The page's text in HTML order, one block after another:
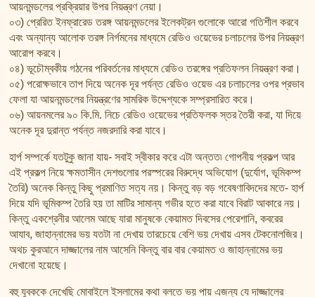
আয়নমন্ডলের প্রক্রিয়ার উপর নিয়ন্ত্রণ নেয়া।
০৩) প্রেরিত ইনফ্রারেড তরঙ্গ আয়নমন্ডলের ইলেকট্রন গুলোকে আরো গতিশীল করবে
এবং অন্যান্য আলোক তরঙ্গ নির্গমনের মাধ্যমে রেডিও ওয়েভের চলাচলের উপর নিয়ন্ত্রণ
আরোপ করবে।
০৪) ভূচৌম্বকীয় গঠনের পরিবর্তনের মাধ্যমে রেডিও তরঙ্গের প্রতিফলন নিয়ন্ত্রণ করা।
০৫) পরোক্ষভাবে তাপ দিয়ে অনেক দূর পর্যন্ত রেডিও ওয়েভ এর চলাচলের ওপর প্রভাব
ফেলা যা আয়নমন্ডলের নিয়ন্ত্রণের সামরিক উদ্দেশ্যকে সম্প্রসারিত করে।
০৬) আয়নমলের ৯০ কি.মি. নিচে রেডিও ওয়েভের প্রতিফলক স্তর তৈরী করা, যা দিয়ে
অনেক দূর দুরান্ত পর্যন্ত নজরদারি করা যাবে।
হার্প সম্পর্কে যতটুকু জানা যায়- সবাই স্বীকার করে এটা অন্তত৷ গোপনীয় প্রকল্প আর
এই প্রকল্প নিয়ে ক্ষমতাসীন দেশগুলোর পরস্পরের বিরুদ্ধে অভিযোগ (দুর্যোগ, ভূমিকম্প
তৈরি) অনেক কিন্তু কিছু প্রমাণিত সত্য নয়। কিন্তু বড় বড় গবেষণাবিদদের মতে- হার্প
দিয়ে যদি ভূমিকম্প তৈরি হয় তা মাটির সামান্য গভীর হতে করা যাবে বিরাট আকারে নয়।
কিন্তু একশ্রেনীর আলেম আছে যারা মানুষকে কেয়ামত দিবসের পেরেশানি, কবরের
আযাব, জাহান্নামের ভয় যতটা না দেখায় তারচেয়ে বেশি ভয় দেখায় এসব টেকনোলজির।
অথচ কুরআনে দাজ্জালের নাম আসেনি কিন্তু বার বার কেয়ামত ও জাহান্নামের ভয়
দেখানো হয়েছে।
বহু যুবককে দেখেছি মোবাইলে ইসলামের কথা বলতে ভয় পায় এজন্য যে দাজ্জালের